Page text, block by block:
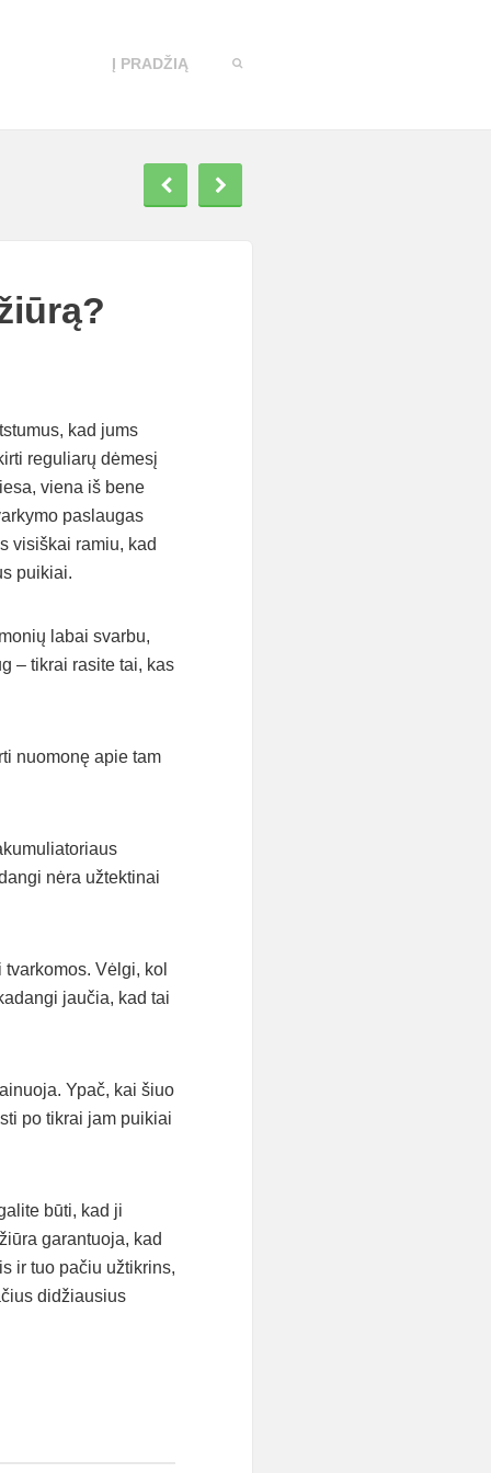
Į PRADŽIĄ
kad jums
reguliarų dėmesį
viena iš bene
paslaugas
visiškai ramiu, kad
puikiai.
labai svarbu,
– tikrai rasite tai, kas
nuomonę apie tam
nėra užtektinai
Vėlgi, kol
jaučia, kad tai
Ypač, kai šiuo
po tikrai jam puikiai
būti, kad ji
garantuoja, kad
ir tuo pačiu užtikrins,
didžiausius